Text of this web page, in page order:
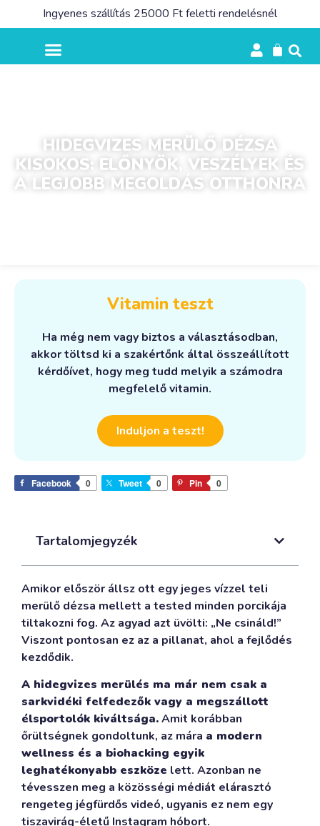
Ingyenes szállítás 25000 Ft feletti rendelésnél
HIDEGVIZES MERÜLŐ DÉZSA
KISOKOS: ELŐNYÖK, VESZÉLYEK ÉS
A LEGJOBB MEGOLDÁS OTTHONRA
Vitamin teszt
Ha még nem vagy biztos a választásodban,
akkor töltsd ki a szakértőnk által összeállított
kérdőívet, hogy meg tudd melyik a számodra
megfelelő vitamin.
Induljon a teszt!
Facebook 0 Tweet 0 Pin 0
Tartalomjegyzék
Amikor először állsz ott egy jeges vízzel teli
merülő dézsa mellett a tested minden porcikája
tiltakozni fog. Az agyad azt üvölti: „Ne csináld!”
Viszont pontosan ez az a pillanat, ahol a fejlődés
kezdődik.
A hidegvizes merülés ma már nem csak a
sarkvidéki felfedezők vagy a megszállott
élsportolók kiváltsága.Amit korábban
őrültségnek gondoltunk, az mára a modern
wellness és a biohacking egyik
leghatékonyabb eszköze lett. Azonban ne
tévesszen meg a közösségi médiát elárasztó
rengeteg jégfürdős videó, ugyanis ez nem egy
tiszavirág-életű Instagram hóbort.